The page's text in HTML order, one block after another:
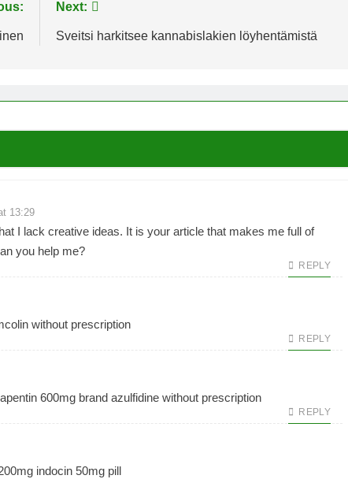
Next:
Sveitsi harkitsee kannabislakien löyhentämistä
13:29
I lack creative ideas. It is your article that makes me full of
you help me?
REPLY
without prescription
REPLY
600mg brand azulfidine without prescription
REPLY
indocin 50mg pill